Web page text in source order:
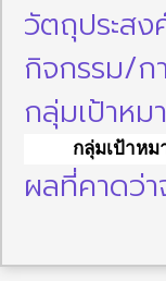
วัตถุประสง
กิจกรรม/ก
กลุ่มเป้าหม
กลุ่มเป้าหม
ผลที่คาดว่า